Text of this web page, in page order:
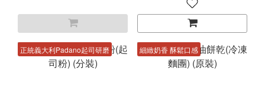
正統義大利Padano起司研磨 細緻奶香 酥鬆口感